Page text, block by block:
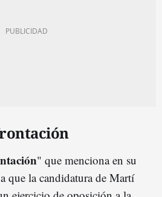
" que menciona en su
que la candidatura de Martí